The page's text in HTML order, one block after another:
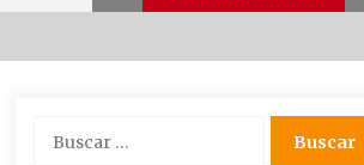
Plaga de pulgas en el festival
Interestelar de Sevilla: «Pensé que